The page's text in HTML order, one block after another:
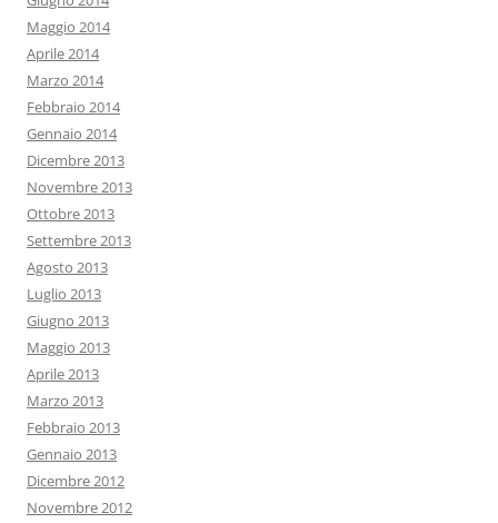
Maggio 2014
Aprile 2014
Marzo 2014
Febbraio 2014
Gennaio 2014
Dicembre 2013
Novembre 2013
Ottobre 2013
Settembre 2013
Agosto 2013
Luglio 2013
Giugno 2013
Maggio 2013
Aprile 2013
Marzo 2013
Febbraio 2013
Gennaio 2013
Dicembre 2012
Novembre 2012